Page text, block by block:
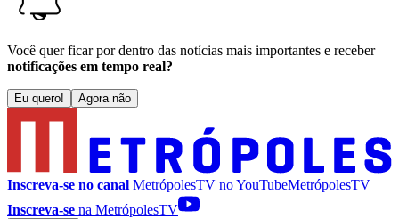
Você quer ficar por dentro das notícias mais importantes e receber
notificações em tempo real?
Eu quero! Agora não
Inscreva-se no canal MetrópolesTV noYouTubeMetrópolesTV
Inscreva-se na MetrópolesTV